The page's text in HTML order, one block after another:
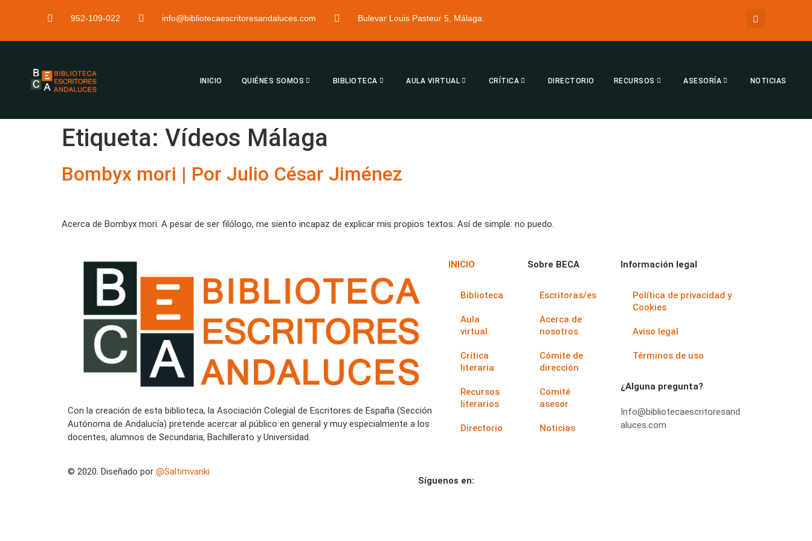
952-109-022 info@bibliotecaescritoresandaluces.com Bulevar Louis Pasteur 5, Málaga.
INICIO QUIÉNES SOMOS BIBLIOTECA AULA VIRTUAL CRÍTICA DIRECTORIO RECURSOS ASESORÍA NOTICIAS
Etiqueta: Vídeos Málaga
Bombyx mori | Por Julio César Jiménez
Acerca de Bombyx mori. A pesar de ser filólogo, me siento incapaz de explicar mis propios textos. Así de simple: no puedo.
Con la creación de esta biblioteca, la Asociación Colegial de Escritores de España (Sección
Autónoma de Andalucía) pretende acercar al público en general y muy especialmente a los
docentes, alumnos de Secundaria, Bachillerato y Universidad.
INICIO
Biblioteca
Aula
virtual
Crítica
literaria
Recursos
literarios
Directorio
Sobre BECA
Escritoras/es
Acerca de
nosotros
Cómite de
dirección
Comité
asesor
Noticias
Información legal
Política de privacidad y
Cookies
Aviso legal
Términos de uso
¿Alguna pregunta?
Info@bibliotecaescritoresand
aluces.com
© 2020. Diseñado por @Saltimvanki
Síguenos en: